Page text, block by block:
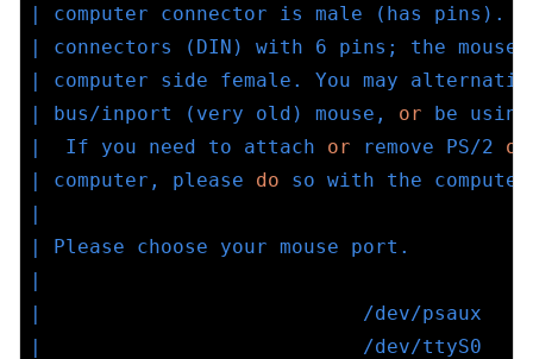
| computer connector is male (has
| connectors (DIN) with 6 pins; the
| computer side female. You may
| bus/inport (very old) mouse, or be
|  If you need to attach or remove PS/2 or
| computer, please do so with the
|
| Please choose your mouse
|
|                           /dev/
|                           /dev/ttyS0